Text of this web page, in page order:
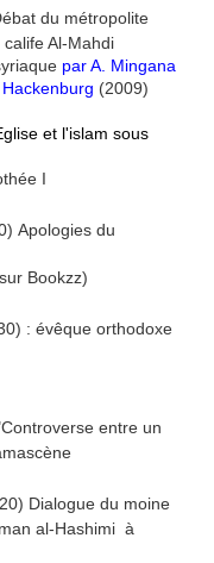
du métropolite
Al-Mahdi
par A. Mingana
(2009)
et l'islam sous
I
Apologies du
Bookzz)
: évêque orthodoxe
entre un
Dialogue du moine
al-Hashimi à